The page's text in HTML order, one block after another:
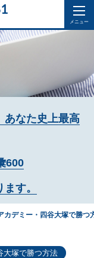
あなた史上最高
600
す。
カデミー・四谷大塚で勝つ
大塚で勝つ方法